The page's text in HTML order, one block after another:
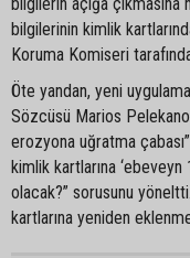
bilgilerinin kimlik
Koruma Komiseri
Öte yandan, yeni
Sözcüsü Marios
erozyona uğratma
kimlik kartlarına
olacak?” sorusunu
kartlarına yeniden